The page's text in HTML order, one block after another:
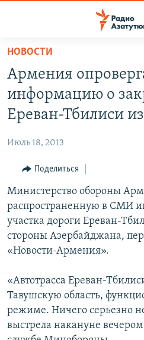
Перейти
основному
содержанию
Перейти
основной
Перейти
поиску
НОВОСТИ
ПОЛИТИКА
ЭКОНОМИКА
РЕГИОН
НАГОРНЫЙ КАРАБАХ
КУЛЬТУРА
СПОРТ
АРХИВ
Հայերեն
English
Русский
НОВОСТИ
Армения
информацию о
Ереван-Тбилиси
Июль 18, 2013
Поделиться
Министерство обороны
распространенную в СМИ
участка дороги Ереван-
стороны Азербайджана,
«Новости-Армения».
«Автотрасса Ереван-
Тавушскую область,
режиме. Ничего серьезно
выстрела накануне